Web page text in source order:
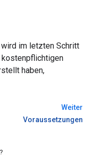
im letzten Schritt
kostenpflichtigen
haben,
Weiter
Voraussetzungen